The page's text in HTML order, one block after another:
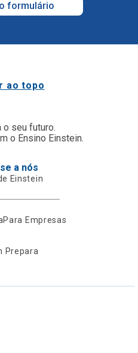
formulário
ao topo
o seu futuro.
o Ensino Einstein.
a nós
Einstein
Para Empresas
Prepara